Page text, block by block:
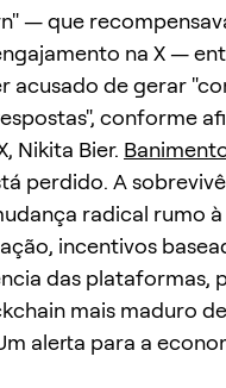
— que
na X —
acusado de gerar
conforme
Nikita Bier.
perdido. A
radical rumo à
incentivos
das plataformas,
mais maduro
alerta para a